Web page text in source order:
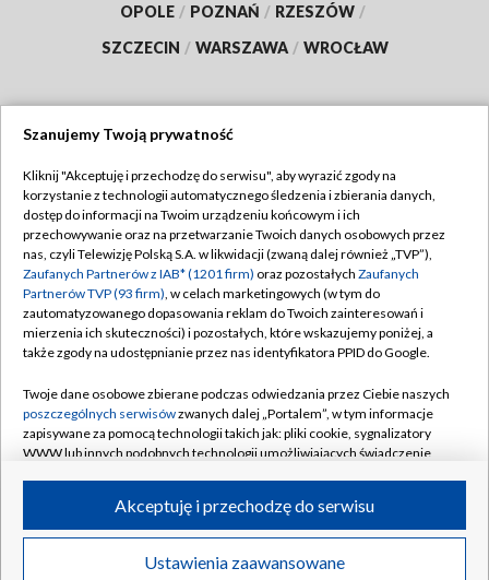
OPOLE / POZNAŃ / RZESZÓW /
SZCZECIN / WARSZAWA / WROCŁAW
TVP
Abonament TVP
Emisja w TVP
Centrum informacji TVP
Naziemna Telewizja Cyfrowa
Rada Programowa
System NOS
Informacje o nadawcy
Program dla prasy
Regulamin TVP
Polityka prywatności
Moje zgody
Pomoc
Kontakt
Kanały
©2026 Telewizja Polska S.A. w likwidacji
Szanujemy Twoją prywatność
Kliknij "Akceptuję i przechodzę do serwisu", aby wyrazić zgody na
korzystanie z technologii automatycznego śledzenia i zbierania danych,
dostęp do informacji na Twoim urządzeniu końcowym i ich
przechowywanie oraz na przetwarzanie Twoich danych osobowych przez
nas, czyli Telewizję Polską S.A. w likwidacji (zwaną dalej również „TVP”),
Zaufanych Partnerów z IAB* (1201 firm) oraz pozostałych Zaufanych
Partnerów TVP (93 firm), w celach marketingowych (w tym do
zautomatyzowanego dopasowania reklam do Twoich zainteresowań i
mierzenia ich skuteczności) i pozostałych, które wskazujemy poniżej, a
także zgody na udostępnianie przez nas identyfikatora PPID do Google.
Twoje dane osobowe zbierane podczas odwiedzania przez Ciebie naszych
poszczególnych serwisówzwanych dalej „Portalem”, w tym informacje
zapisywane za pomocą technologii takich jak: pliki cookie, sygnalizatory
WWW lub innych podobnych technologii umożliwiających świadczenie
ruchu w Internecie.
Twoje dane osobowe zbierane podczas odwiedzania przez Ciebie
poszczególnych serwisówna Portalu, takie jak adresy IP, identyfikatory
Ustawienia zaawansowane
Akceptuję i przechodzę do serwisu